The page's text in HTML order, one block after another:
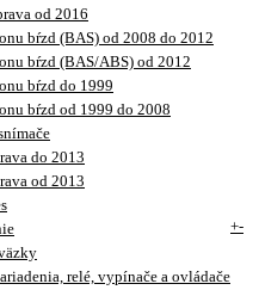
od 2016
bŕzd (BAS) od 2008 do 2012
bŕzd (BAS/ABS) od 2012
bŕzd do 1999
bŕzd od 1999 do 2008
do 2013
od 2013
+-
relé, vypínače a ovládače